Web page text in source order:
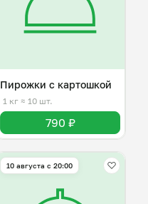
Пирожки с картошкой
1 кг ≈ 10 шт.
790 ₽
10 августа с 20:00